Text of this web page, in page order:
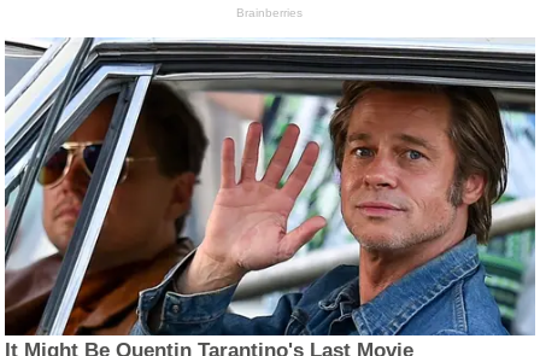
Brainberries
It Might Be Quentin Tarantino's Last Movie